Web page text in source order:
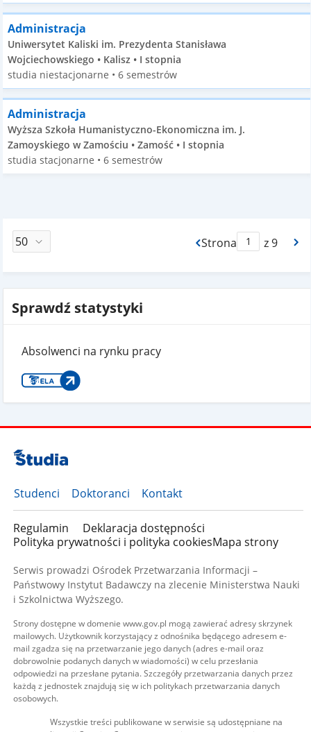
Administracja
Uniwersytet Kaliski im. Prezydenta Stanisława
Wojciechowskiego • Kalisz • I stopnia
studia niestacjonarne • 6 semestrów
Administracja
Wyższa Szkoła Humanistyczno-Ekonomiczna im. J.
Zamoyskiego w Zamościu • Zamość • I stopnia
studia stacjonarne • 6 semestrów
Strona
Max Stronaz 9
Sprawdź statystyki
Absolwenci na rynku pracy
Studenci Doktoranci Kontakt
Regulamin
Deklaracja dostępności
Polityka prywatności i polityka cookiesMapa strony
Serwis prowadzi Ośrodek Przetwarzania Informacji –
Państwowy Instytut Badawczy na zlecenie Ministerstwa Nauki
i Szkolnictwa Wyższego.
Strony dostępne w domenie www.gov.pl mogą zawierać adresy skrzynek
mailowych. Użytkownik korzystający z odnośnika będącego adresem e-
mail zgadza się na przetwarzanie jego danych (adres e-mail oraz
dobrowolnie podanych danych w wiadomości) w celu przesłania
odpowiedzi na przesłane pytania. Szczegóły przetwarzania danych przez
każdą z jednostek znajdują się w ich politykach przetwarzania danych
osobowych.
Wszystkie treści publikowane w serwisie są udostępniane na